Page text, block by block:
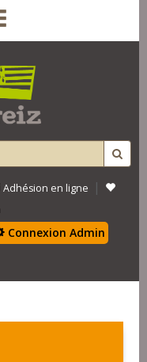
Adhésion en ligne |
Connexion Admin